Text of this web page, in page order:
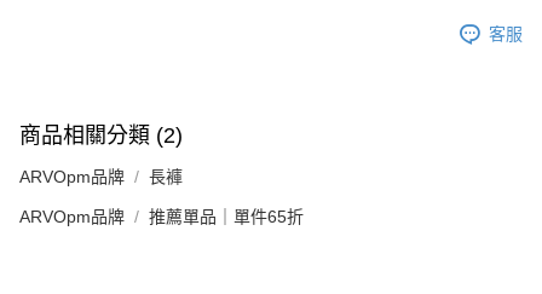
客服
商品相關分類 (2)
ARVOpm品牌 長褲
ARVOpm品牌 推薦單品｜單件65折